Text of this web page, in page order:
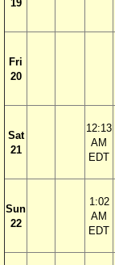
19
Fri
20
Sat
21
12:13
AM
EDT
Sun
22
1:02
AM
EDT